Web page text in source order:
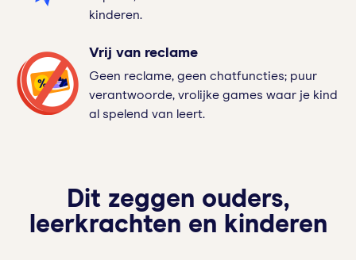
kinderen.
Vrij van reclame
Geen reclame, geen chatfuncties; puur
verantwoorde, vrolijke games waar je kind
al spelend van leert.
Dit zeggen ouders,
leerkrachten en kinderen